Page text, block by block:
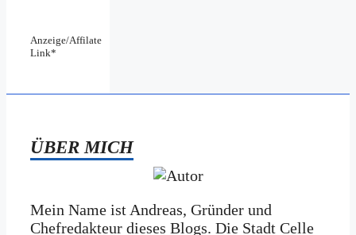
Anzeige/Affilate
Link*
ÜBER MICH
Mein Name ist Andreas, Gründer und
Chefredakteur dieses Blogs. Die Stadt Celle